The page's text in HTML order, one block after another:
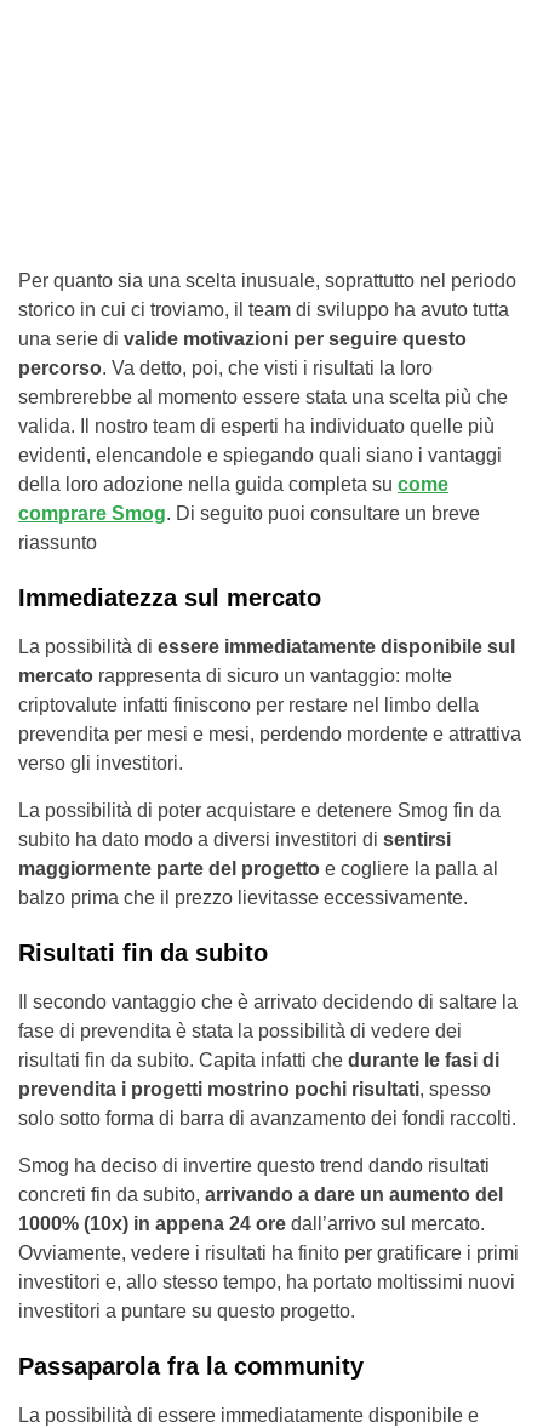
Per quanto sia una scelta inusuale, soprattutto nel periodo
storico in cui ci troviamo, il team di sviluppo ha avuto tutta
una serie di valide motivazioni per seguire questo
percorso. Va detto, poi, che visti i risultati la loro
sembrerebbe al momento essere stata una scelta più che
valida. Il nostro team di esperti ha individuato quelle più
evidenti, elencandole e spiegando quali siano i vantaggi
della loro adozione nella guida completa su come
comprare Smog. Di seguito puoi consultare un breve
riassunto
Immediatezza sul mercato
La possibilità di essere immediatamente disponibile sul
mercato rappresenta di sicuro un vantaggio: molte
criptovalute infatti finiscono per restare nel limbo della
prevendita per mesi e mesi, perdendo mordente e attrattiva
verso gli investitori.
La possibilità di poter acquistare e detenere Smog fin da
subito ha dato modo a diversi investitori di sentirsi
maggiormente parte del progetto e cogliere la palla al
balzo prima che il prezzo lievitasse eccessivamente.
Risultati fin da subito
Il secondo vantaggio che è arrivato decidendo di saltare la
fase di prevendita è stata la possibilità di vedere dei
risultati fin da subito. Capita infatti che durante le fasi di
prevendita i progetti mostrino pochi risultati, spesso
solo sotto forma di barra di avanzamento dei fondi raccolti.
Smog ha deciso di invertire questo trend dando risultati
concreti fin da subito, arrivando a dare un aumento del
1000% (10x) in appena 24 ore dall’arrivo sul mercato.
Ovviamente, vedere i risultati ha finito per gratificare i primi
investitori e, allo stesso tempo, ha portato moltissimi nuovi
investitori a puntare su questo progetto.
Passaparola fra la community
La possibilità di essere immediatamente disponibile e